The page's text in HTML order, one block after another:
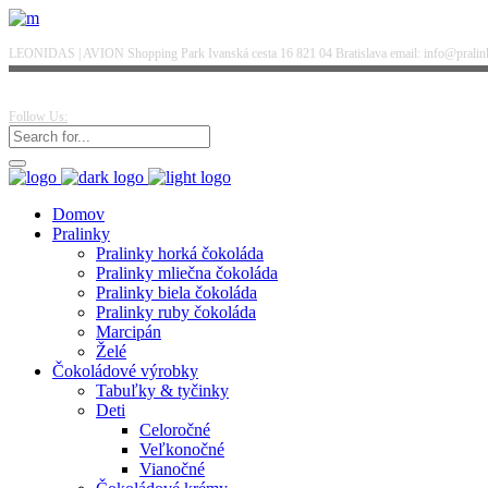
LEONIDAS | AVION Shopping Park Ivanská cesta 16 821 04 Bratislava email:
Follow Us:
Domov
Pralinky
Pralinky horká čokoláda
Pralinky mliečna čokoláda
Pralinky biela čokoláda
Pralinky ruby čokoláda
Marcipán
Želé
Čokoládové výrobky
Tabuľky & tyčinky
Deti
Celoročné
Veľkonočné
Vianočné